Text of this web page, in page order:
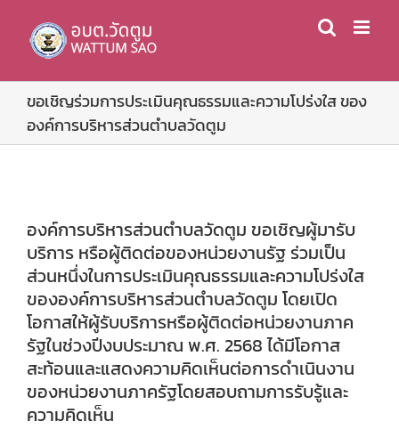
content
ขอเชิญร่วมการประเมินคุณธรรมและความโปร่งใส ของ
องค์การบริหารส่วนตำบลวัดตูม
องค์การบริหารส่วนตำบลวัดตูม ขอเชิญผู้มารับ
บริการ หรือผู้ติดต่อของหน่วยงานรัฐ ร่วมเป็น
ส่วนหนึ่งในการประเมินคุณธรรมและความโปร่งใส
ขององค์การบริหารส่วนตำบลวัดตูม โดยเปิด
โอกาสให้ผู้รับบริการหรือผู้ติดต่อหน่วยงานภาค
รัฐในช่วงปีงบประมาณ พ.ศ. 2568 ได้มีโอกาส
สะท้อนและแสดงความคิดเห็นต่อการดำเนินงาน
ของหน่วยงานภาครัฐโดยสอบถามการรับรู้และ
ความคิดเห็น